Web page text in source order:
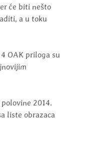
će biti nešto
a u toku
4 OAK priloga su
2014.
liste obrazaca